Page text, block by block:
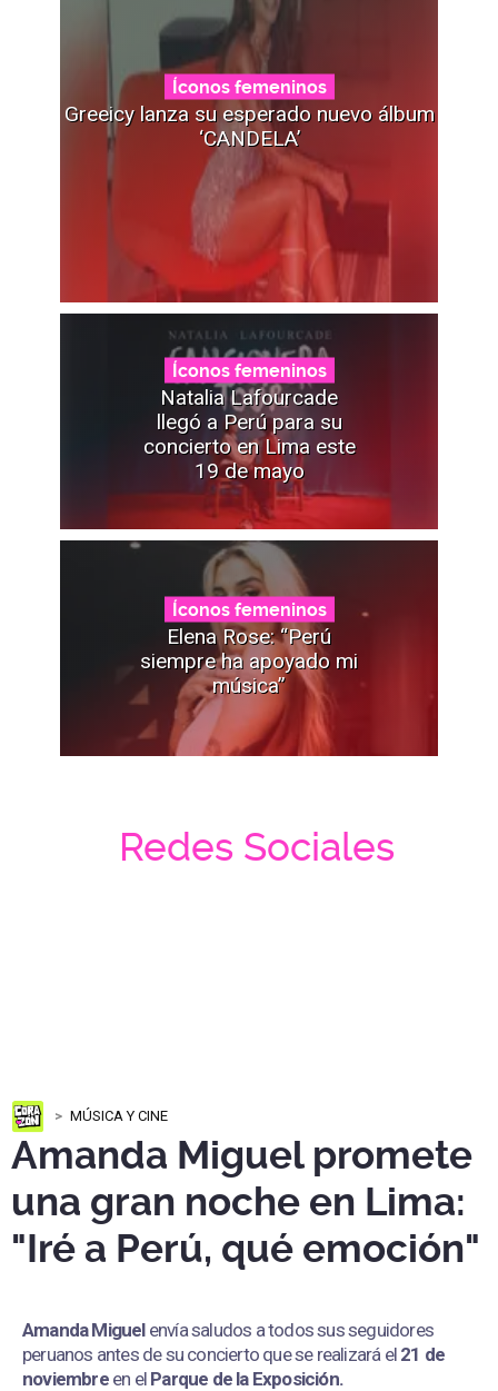
Íconos femeninos
Greeicy lanza su esperado nuevo álbum
‘CANDELA’
Íconos femeninos
Natalia Lafourcade
llegó a Perú para su
concierto en Lima este
19 de mayo
Íconos femeninos
Elena Rose: “Perú
siempre ha apoyado mi
música”
Redes Sociales
MÚSICA Y CINE
Amanda Miguel promete
una gran noche en Lima:
"Iré a Perú, qué emoción"
Amanda Miguel envía saludos a todos sus seguidores
peruanos antes de su concierto que se realizará el 21 de
noviembre en el Parque de la Exposición.